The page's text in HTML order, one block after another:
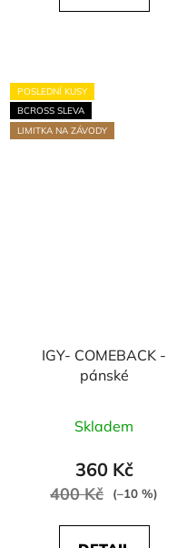
POSLEDNÍ KUSY
BCROSS SLEVA
LIMITKA NA ZÁVODY
IGY- COMEBACK -
pánské
hodnocení
produktu
Skladem
360 Kč
400 Kč (–10 %)